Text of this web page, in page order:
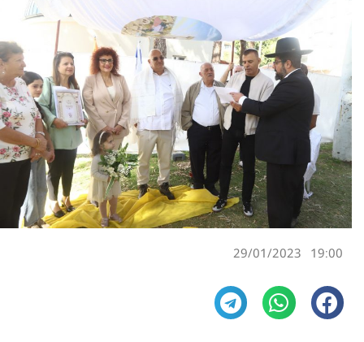
19:00
29/01/2023